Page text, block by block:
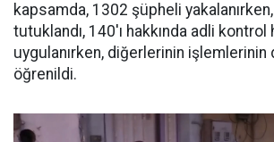
kapsamda, 1302 şüpheli
tutuklandı, 140'ı hakkında adli
uygulanırken, diğerlerinin
öğrenildi.